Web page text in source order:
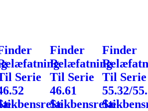
Serie
Finder
Relæfatning
Til Serie
46.61
Stikbensrelæ
Finder
Til Serie
55.32/